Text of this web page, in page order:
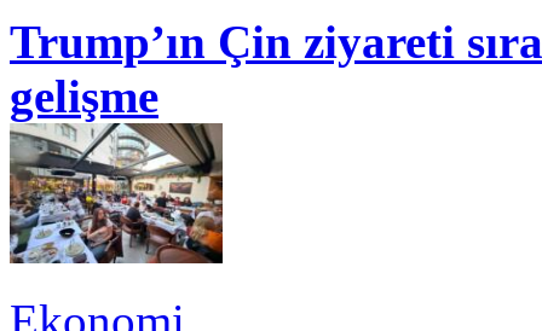
Trump’ın Çin ziyareti
gelişme